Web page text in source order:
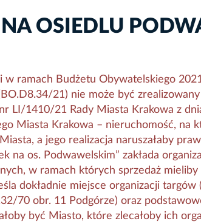
OSIEDLU
w ramach Budżetu Obywatelskiego
21) nie może być
LI/1410/21 Rady Miasta Krakowa z
Miasta Krakowa – nieruchomość, na
a jego realizacja naruszałaby
na os. Podwawelskim” zakłada
w ramach których sprzedaż
dokładnie miejsce organizacji targów
70 obr. 11 Podgórze) oraz
być Miasto, które zlecałoby ich